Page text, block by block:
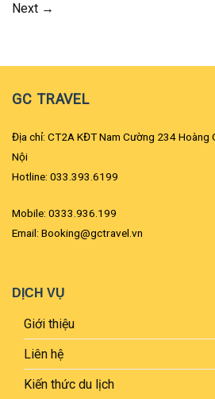
Next →
GC TRAVEL
Địa chỉ: CT2A KĐT Nam Cường 234 Hoàng
Nội
Hotline: 033.393.6199
Mobile: 0333.936.199
Email: Booking@gctravel.vn
DỊCH VỤ
Giới thiệu
Liên hệ
Kiến thức du lịch